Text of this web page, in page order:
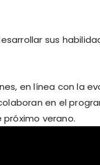
sus
en línea con la
en el
verano.